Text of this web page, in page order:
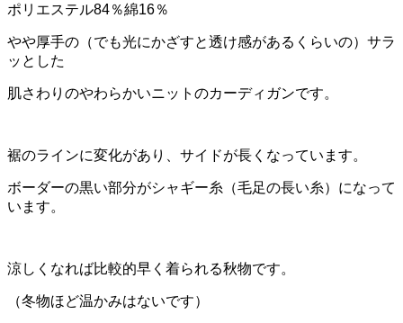
ポリエステル84％綿16％
やや厚手の（でも光にかざすと透け感があるくらいの）サラ
ッとした
肌さわりのやわらかいニットのカーディガンです。
裾のラインに変化があり、サイドが長くなっています。
ボーダーの黒い部分がシャギー糸（毛足の長い糸）になって
います。
涼しくなれば比較的早く着られる秋物です。
（冬物ほど温かみはないです）